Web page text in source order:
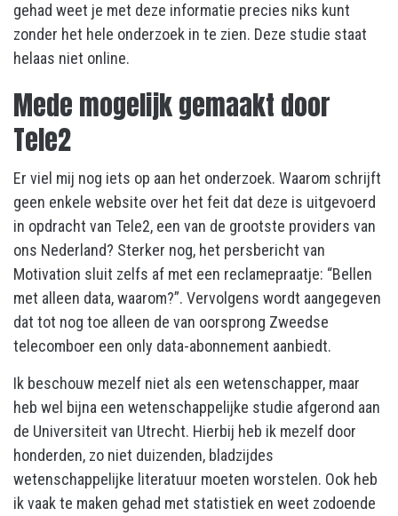
gehad weet je met deze informatie precies niks kunt
zonder het hele onderzoek in te zien. Deze studie staat
helaas niet online.
Mede mogelijk gemaakt door
Tele2
Er viel mij nog iets op aan het onderzoek. Waarom schrijft
geen enkele website over het feit dat deze is uitgevoerd
in opdracht van Tele2, een van de grootste providers van
ons Nederland? Sterker nog, het persbericht van
Motivation sluit zelfs af met een reclamepraatje: “Bellen
met alleen data, waarom?”. Vervolgens wordt aangegeven
dat tot nog toe alleen de van oorsprong Zweedse
telecomboer een only data-abonnement aanbiedt.
Ik beschouw mezelf niet als een wetenschapper, maar
heb wel bijna een wetenschappelijke studie afgerond aan
de Universiteit van Utrecht. Hierbij heb ik mezelf door
honderden, zo niet duizenden, bladzijdes
wetenschappelijke literatuur moeten worstelen. Ook heb
ik vaak te maken gehad met statistiek en weet zodoende